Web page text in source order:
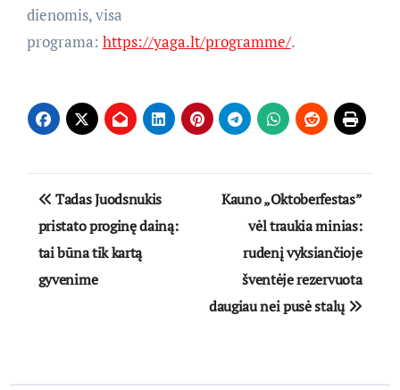
dienomis, visa
programa: https://yaga.lt/programme/.
Navigacija
tarp
įrašų
Tadas Juodsnukis
pristato proginę dainą:
tai būna tik kartą
gyvenime
Kauno „Oktoberfestas”
vėl traukia minias:
rudenį vyksiančioje
šventėje rezervuota
daugiau nei pusė stalų